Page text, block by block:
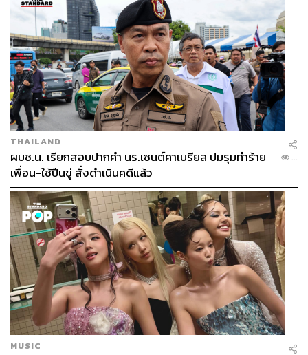
THAILAND
ผบช.น. เรียกสอบปากคำ นร.เซนต์คาเบรียล ปมรุมทำร้าย
เพื่อน-ใช้ปืนขู่ สั่งดำเนินคดีแล้ว
...
MUSIC